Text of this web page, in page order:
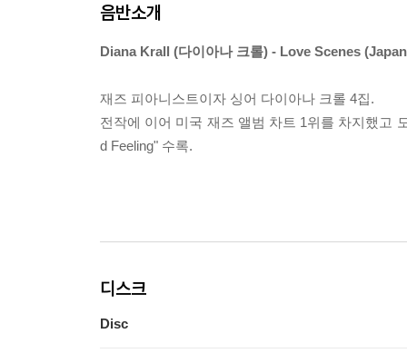
음반소개
Diana Krall (다이아나 크롤) - Love Scenes
재즈 피아니스트이자 싱어 다이아나 크롤 4집.
전작에 이어 미국 재즈 앨범 차트 1위를 차지했고
d Feeling" 수록.
디스크
Disc